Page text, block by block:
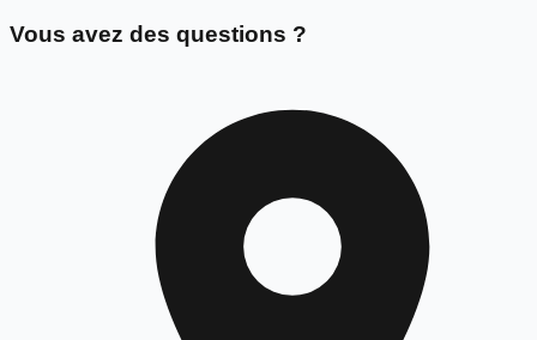
Vous avez des questions ?